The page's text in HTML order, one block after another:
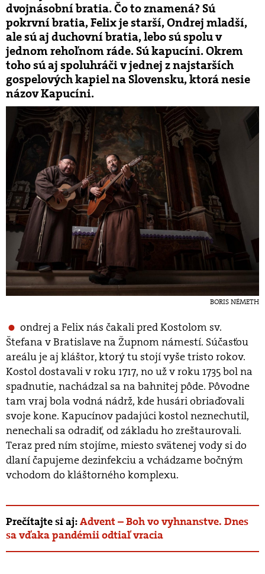
dvojnásobní bratia. Čo to znamená? Sú
pokrvní bratia, Felix je starší, Ondrej mladší,
ale sú aj duchovní bratia, lebo sú spolu v
jednom rehoľnom ráde. Sú kapucíni. Okrem
toho sú aj spoluhráči v jednej z najstarších
gospelových kapiel na Slovensku, ktorá nesie
názov Kapucíni.
BORIS NÉMETH
ondrej a Felix nás čakali pred Kostolom sv.
Štefana v Bratislave na Župnom námestí. Súčasťou
areálu je aj kláštor, ktorý tu stojí vyše tristo rokov.
Kostol dostavali v roku 1717, no už v roku 1735 bol na
spadnutie, nachádzal sa na bahnitej pôde. Pôvodne
tam vraj bola vodná nádrž, kde husári obriaďovali
svoje kone. Kapucínov padajúci kostol neznechutil,
nenechali sa odradiť, od základu ho zreštaurovali.
Teraz pred ním stojíme, miesto svätenej vody si do
dlaní čapujeme dezinfekciu a vchádzame bočným
vchodom do kláštorného komplexu.
Prečítajte si aj:Advent – Boh vo vyhnanstve. Dnes
sa vďaka pandémii odtiaľ vracia